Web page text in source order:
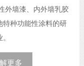
外墙漆、内外墙乳胶
特种功能性涂料的研
更多